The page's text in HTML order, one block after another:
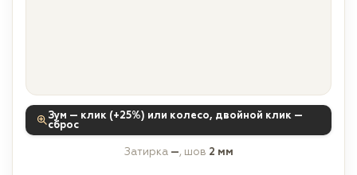
Зум — клик (+25%) или колесо, двойной клик —
сброс
Затирка —, шов 2 мм